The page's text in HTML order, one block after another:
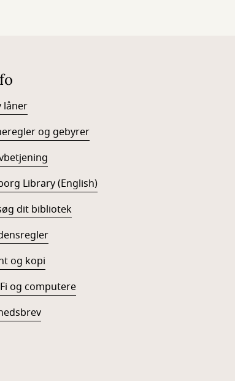
låner
og gebyrer
Library (English)
dit bibliotek
og kopi
og computere